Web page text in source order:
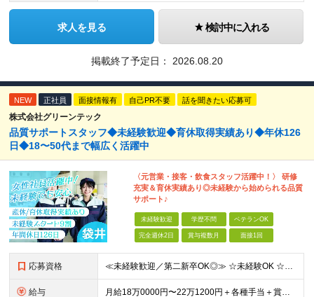
求人を見る 検討中に入れる
掲載終了予定日： 2026.08.20
NEW 正社員 面接情報有 自己PR不要 話を聞きたい応募可
株式会社グリーンテック
品質サポートスタッフ◆未経験歓迎◆育休取得実績あり◆年休126
日◆18〜50代まで幅広く活躍中
〈元営業・接客・飲食スタッフ活躍中！〉 研修
充実＆育休実績あり◎未経験から始められる品質
サポート♪
未経験歓迎 学歴不問 ベテランOK
完全週休2日 賞与複数月 面接1回
応募資格 ≪未経験歓迎／第二新卒OK◎≫ ☆未経験OK ☆18〜50代まで幅広く活躍中 ☆学歴不問 〜こんな方をお待ちしています！〜 □コツコツ作業に取り組むことが好きな方 □安定企業で長く働きたい方 □モノ
給与 月給18万0000円〜22万1200円＋各種手当＋賞与年2回 ※経験・能力を考慮の上、決定します ※残業代は別途100％支給いたします